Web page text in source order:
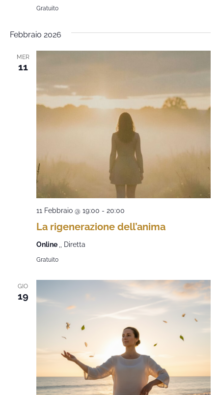
Gratuito
Febbraio 2026
MER
11
La rigenerazione dell’anima
11 Febbraio @ 19:00 - 20:00
Online ,, Diretta
Gratuito
GIO
19